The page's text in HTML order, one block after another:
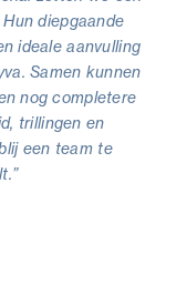
diepgaande
ideale aanvulling
Samen kunnen
nog completere
trillingen en
een team te